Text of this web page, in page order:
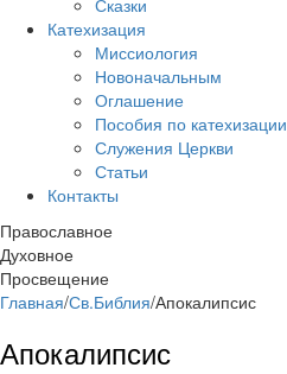
Сказки
Катехизация
Миссиология
Новоначальным
Оглашение
Пособия по катехизации
Служения Церкви
Статьи
Контакты
Православное
Духовное
Просвещение
Главная/Св.Библия/Апокалипсис
Апокалипсис